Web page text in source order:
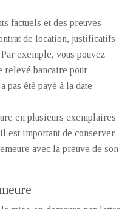
factuels et des preuves
de location, justificatifs
exemple, vous pouvez
relevé bancaire pour
pas été payé à la date
en plusieurs exemplaires
est important de conserver
avec la preuve de son